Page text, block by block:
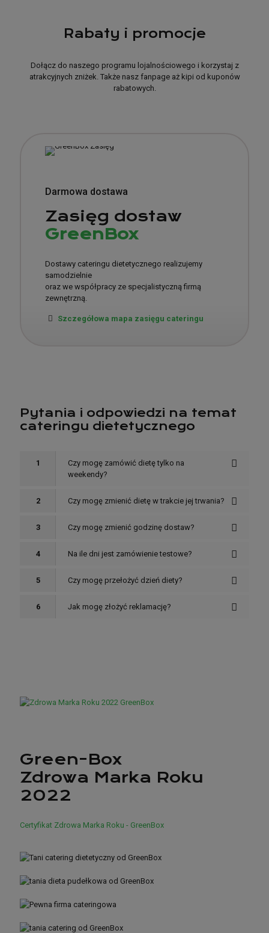
Rabaty i promocje
Dołącz do naszego programu lojalnościowego i korzystaj z
atrakcyjnych zniżek. Także nasz fanpage aż kipi od kuponów
rabatowych.
Darmowa dostawa
Zasięg dostaw
GreenBox
Dostawy cateringu dietetycznego realizujemy
samodzielnie
oraz we współpracy ze specjalistyczną firmą
zewnętrzną.
Szczegółowa mapa zasięgu cateringu
Pytania i odpowiedzi na temat
cateringu dietetycznego
1
Czy mogę zamówić dietę tylko na
weekendy?
2 Czy mogę zmienić dietę w trakcie jej trwania?
3 Czy mogę zmienić godzinę dostaw?
4 Na ile dni jest zamówienie testowe?
5 Czy mogę przełożyć dzień diety?
6 Jak mogę złożyć reklamację?
GreenBox
Green-Box
Zdrowa Marka Roku
2022
Certyfikat Zdrowa Marka Roku - GreenBox